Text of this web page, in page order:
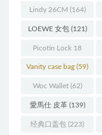
Lindy 26CM (164)
LOEWE 女包(121)
Picotin Lock 18
(202)
Vanity case bag (59)
Woc Wallet(62)
愛馬仕 皮革(139)
经典口盖包 (223)